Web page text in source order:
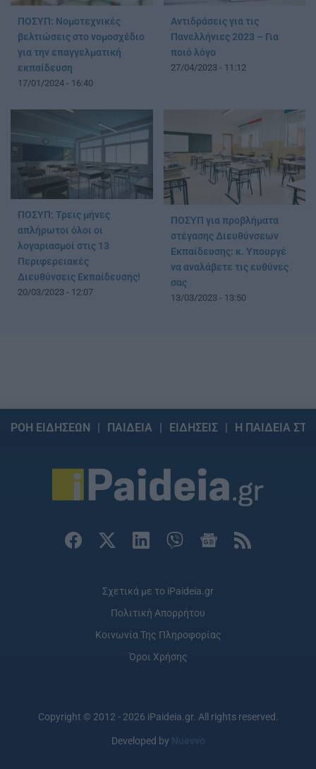
ΠΟΣΥΠ: Νομοτεχνικές
βελτιώσεις στο νομοσχέδιο
για την επαγγελματική
εκπαίδευση
17/01/2024 - 16:40
Αντιδράσεις για τις
Πανελλήνιες 2023 – Για
ποιό λόγο
27/04/2023 - 11:12
ΠΟΣΥΠ: Τρεις μήνες
απλήρωτοι όλοι οι
λογαριασμοί στις 13
Περιφερειακές
Διευθύνσεις Εκπαίδευσης!
20/03/2023 - 12:07
ΠΟΣΥΠ για προβλήματα
στέγασης Διευθύνσεων
Εκπαίδευσης: κ. Υπουργέ
να αναλάβετε τις ευθύνες
σας
13/03/2023 - 13:50
ΡΟΗ ΕΙΔΗΣΕΩΝ ΠΑΙΔΕΙΑ ΕΙΔΗΣΕΙΣ Η ΠΑΙΔΕΙΑ
Σχετικά με το iPaideia.gr
Πολιτική Απορρήτου
Κοινωνία Της Πληροφορίας
Όροι Χρήσης
Copyright © 2012 - 2026 iPaideia.gr. All rights reserved.
Developed by